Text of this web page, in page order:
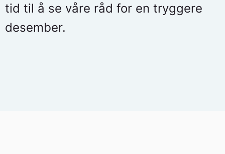
tid til å se våre råd for en tryggere
desember.